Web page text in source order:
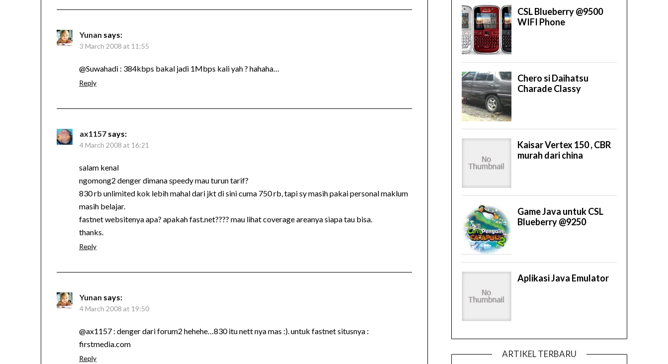
Yunan says:
3 March 2008 at 11:55
@Suwahadi : 384kbps bakal jadi 1Mbps kali yah ? hahaha…
Reply
ax1157 says:
4 March 2008 at 16:21
salam kenal
ngomong2 denger dimana speedy mau turun tarif?
830 rb unlimited kok lebih mahal dari jkt di sini cuma 750 rb, tapi sy masih pakai personal maklum
masih belajar.
fastnet websitenya apa? apakah fast.net???? mau lihat coverage areanya siapa tau bisa.
thanks.
Reply
Yunan says:
4 March 2008 at 19:50
@ax1157 : denger dari forum2 hehehe…830 itu nett nya mas :). untuk fastnet situsnya :
firstmedia.com
Reply ARTIKEL TERBARU